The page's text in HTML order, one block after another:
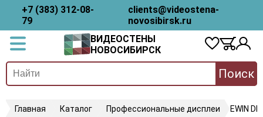
+7 (383) 312-08-
79
clients@videostena-
novosibirsk.ru
ВИДЕОСТЕНЫ
НОВОСИБИРСК
Поиск
Главная Каталог Профессиональные дисплеи EWIN